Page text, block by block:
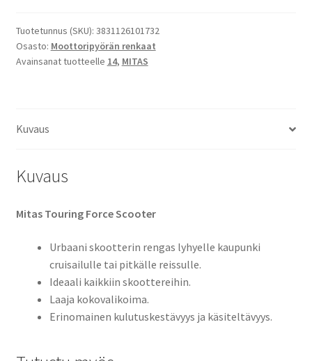
Rf.
100/90
-
(etu/taka)
Tuotetunnus (SKU): 3831126101732
Osasto: Moottoripyörän renkaat
Avainsanat tuotteelle 14, MITAS
Kuvaus
Kuvaus
Mitas Touring Force Scooter
Urbaani skootterin rengas lyhyelle kaupunki
cruisailulle tai pitkälle reissulle.
Ideaali kaikkiin skoottereihin.
Laaja kokovalikoima.
Erinomainen kulutuskestävyys ja käsiteltävyys.